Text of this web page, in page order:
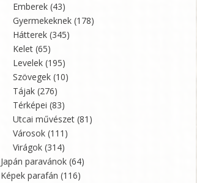
Emberek (43)
Gyermekeknek (178)
Hátterek (345)
Kelet (65)
Levelek (195)
Szövegek (10)
Tájak (276)
Térképei (83)
Utcai művészet (81)
Városok (111)
Virágok (314)
Japán paravánok (64)
Képek parafán (116)